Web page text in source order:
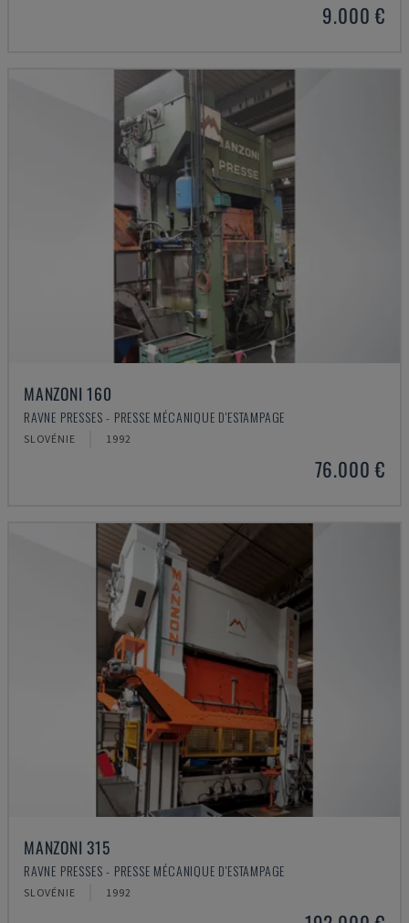
9.000 €
MANZONI 160
RAVNE PRESSES - PRESSE MÉCANIQUE D'ESTAMPAGE
SLOVÉNIE 1992
76.000 €
MANZONI 315
RAVNE PRESSES - PRESSE MÉCANIQUE D'ESTAMPAGE
SLOVÉNIE 1992